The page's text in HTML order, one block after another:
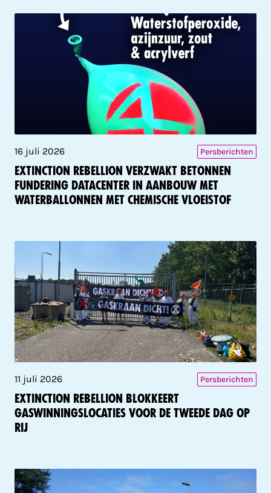
16 juli 2026 Persberichten
Extinction Rebellion verzwakt betonnen
fundering datacenter in aanbouw met
waterballonnen met chemische vloeistof
11 juli 2026 Persberichten
Extinction Rebellion blokkeert
gaswinningslocaties voor de tweede dag op
rij